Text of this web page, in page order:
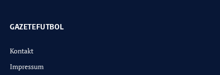
GAZETEFUTBOL
Kontakt
Impressum